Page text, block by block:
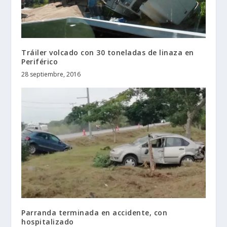
Tráiler volcado con 30 toneladas de linaza en
Periférico
28 septiembre, 2016
Parranda terminada en accidente, con
hospitalizado